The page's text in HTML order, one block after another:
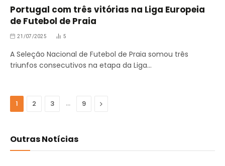
Portugal com três vitórias na Liga Europeia
de Futebol de Praia
21/07/2025 5
A Seleção Nacional de Futebol de Praia somou três
triunfos consecutivos na etapa da Liga…
1 2 3 … 9 Seguinte
Outras Notícias